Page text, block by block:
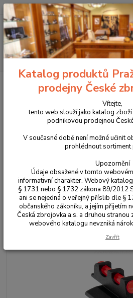
+420 225 375 800
Příslušenství, doplňky a náhradní díly
Colt 1911
Světlovodná muška NOVAK
Světlovodná muška
Colt 1911 díl č.35
Katalog produktů
prodejny České
Vítejte,
tento web slouží jako katalog
podnikovou prodejnou
V současné době není možné učinit
prohlédnout sortiment
Upozornění
Údaje obsažené v tomto
informativní charakter. Webový
§ 1731 nebo § 1732 zákona 89/2012
ani se nejedná o veřejný příslib dle §
občanského zákoníku, a jejím přijetím
Česká zbrojovka a.s. a druhou
webového katalogu nevzniká
Zavřít